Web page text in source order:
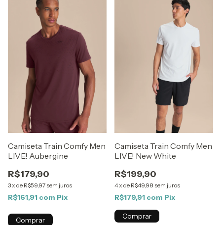
Camiseta Train Comfy Men
LIVE! Aubergine
R$179,90
3 x de R$59,97 sem juros
R$161,91 com Pix
Comprar
Camiseta Train Comfy Men
LIVE! New White
R$199,90
4 x de R$49,98 sem juros
R$179,91 com Pix
Comprar